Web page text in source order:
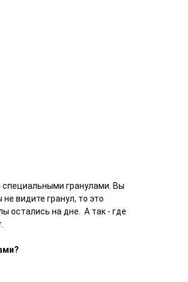
специальными гранулами. Вы
видите гранул, то это
остались на дне. А так - где